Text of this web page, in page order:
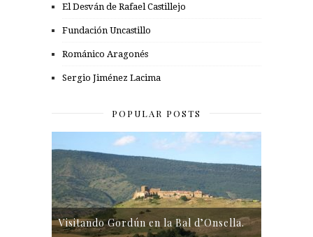
El Desván de Rafael Castillejo
Fundación Uncastillo
Románico Aragonés
Sergio Jiménez Lacima
POPULAR POSTS
Visitando Gordún en la Bal d’Onsella.